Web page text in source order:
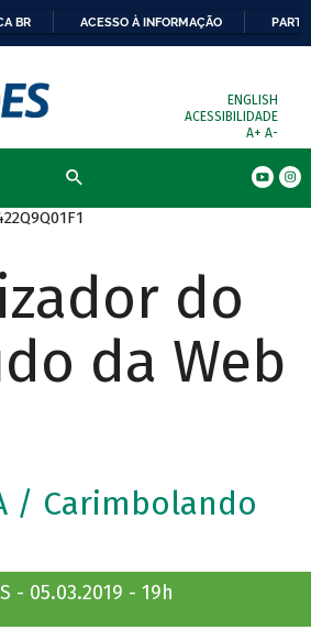
BR ACESSO À INFORMAÇÃO
ENGLISH
ACESSIBILIDADE
A+ A-
do
da Web
/ Carimbolando
- 05.03.2019 - 19h